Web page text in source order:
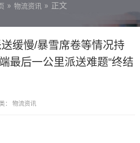
» 物流资讯 » 正文
缓慢/暴雪席卷等情况持
后一公里派送难题“终结
： 物流资讯